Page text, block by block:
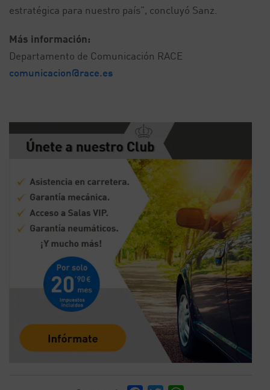
estratégica para nuestro país”, concluyó Sanz.
Más información:
Departamento de Comunicación RACE
comunicacion@race.es